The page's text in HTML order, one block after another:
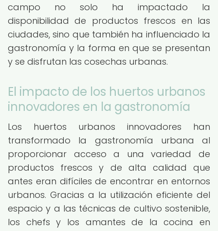
campo no solo ha impactado la
disponibilidad de productos frescos en las
ciudades, sino que también ha influenciado la
gastronomía y la forma en que se presentan
y se disfrutan las cosechas urbanas.
El impacto de los huertos urbanos
innovadores en la gastronomía
Los huertos urbanos innovadores han
transformado la gastronomía urbana al
proporcionar acceso a una variedad de
productos frescos y de alta calidad que
antes eran difíciles de encontrar en entornos
urbanos. Gracias a la utilización eficiente del
espacio y a las técnicas de cultivo sostenible,
los chefs y los amantes de la cocina en